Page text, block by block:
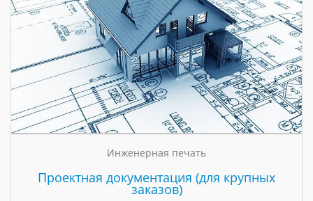
Инженерная печать
Проектная документация (для крупных
заказов)